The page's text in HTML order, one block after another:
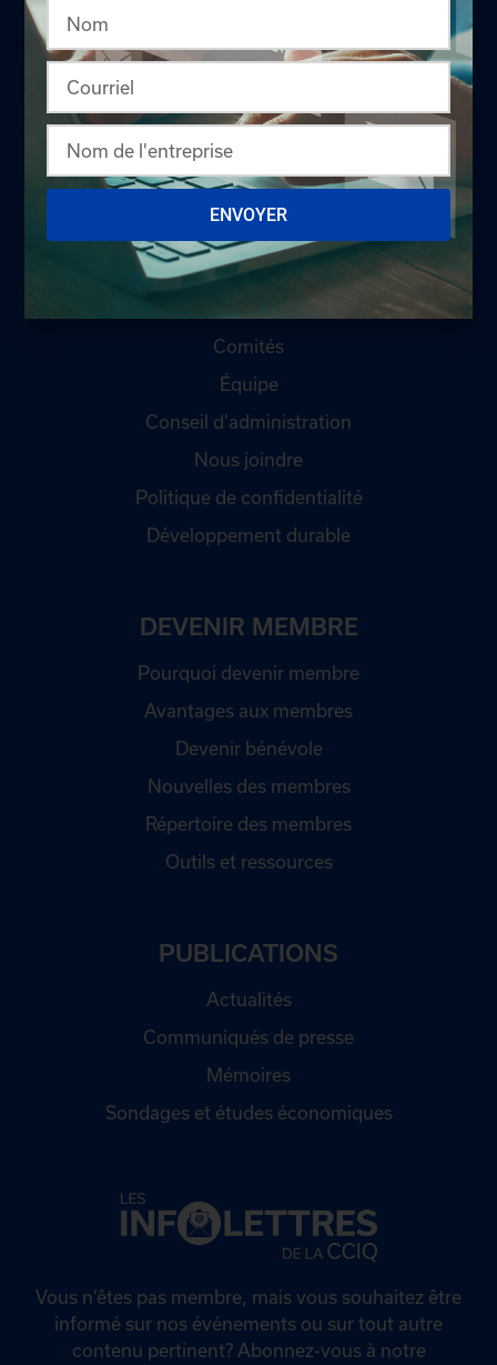
LA CHAMBRE
Appel d'offres
Qui sommes-nous ?
Comités
Équipe
Conseil d'administration
Nous joindre
Politique de confidentialité
Développement durable
DEVENIR MEMBRE
Pourquoi devenir membre
Avantages aux membres
Devenir bénévole
Nouvelles des membres
Répertoire des membres
Outils et ressources
PUBLICATIONS
Actualités
Communiqués de presse
Mémoires
Sondages et études économiques
Vous n’êtes pas membre, mais vous souhaitez être
informé sur nos événements ou sur tout autre
contenu pertinent? Abonnez-vous à notre
ENVOYER